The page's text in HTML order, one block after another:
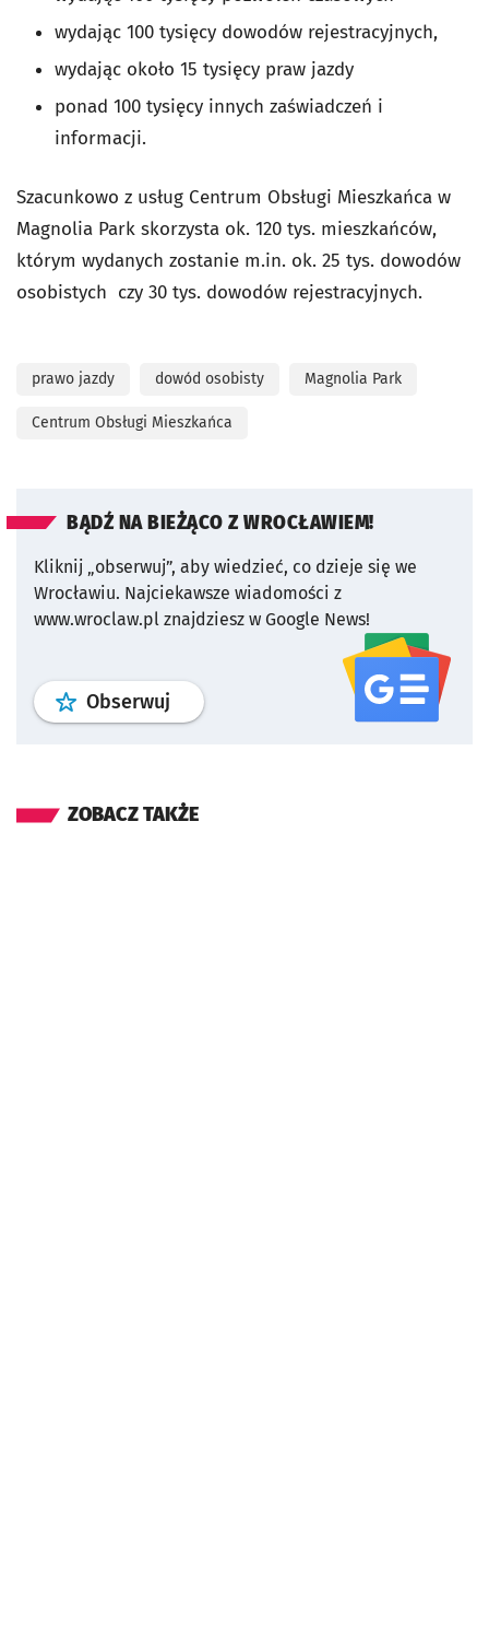
wydając 100 tysięcy dowodów rejestracyjnych,
wydając około 15 tysięcy praw jazdy
ponad 100 tysięcy innych zaświadczeń i
informacji.
Szacunkowo z usług Centrum Obsługi Mieszkańca w
Magnolia Park skorzysta ok. 120 tys. mieszkańców,
którym wydanych zostanie m.in. ok. 25 tys. dowodów
osobistych czy 30 tys. dowodów rejestracyjnych.
prawo jazdy dowód osobisty Magnolia Park
Centrum Obsługi Mieszkańca
BĄDŹ NA BIEŻĄCO Z WROCŁAWIEM!
Kliknij „obserwuj”, aby wiedzieć, co dzieje się we
Wrocławiu. Najciekawsze wiadomości z
www.wroclaw.pl znajdziesz w Google News!
Obserwuj profil serwisu
ZOBACZ TAKŻE